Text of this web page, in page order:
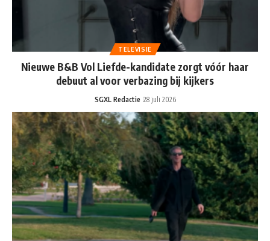
TELEVISIE
Nieuwe B&B Vol Liefde-kandidate zorgt vóór haar
debuut al voor verbazing bij kijkers
SGXL Redactie 28 juli 2026